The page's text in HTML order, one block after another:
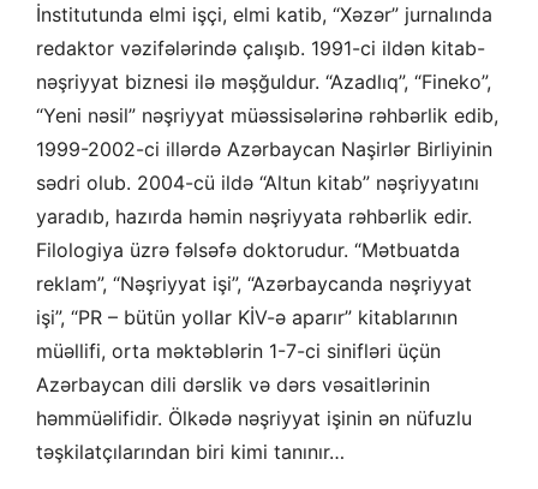
İnstitutunda elmi işçi, elmi katib, “Xəzər” jurnalında
redaktor vəzifələrində çalışıb. 1991-ci ildən kitab-
nəşriyyat biznesi ilə məşğuldur. “Azadlıq”, “Fineko”,
“Yeni nəsil” nəşriyyat müəssisələrinə rəhbərlik edib,
1999-2002-ci illərdə Azərbaycan Naşirlər Birliyinin
sədri olub. 2004-cü ildə “Altun kitab” nəşriyyatını
yaradıb, hazırda həmin nəşriyyata rəhbərlik edir.
Filologiya üzrə fəlsəfə doktorudur. “Mətbuatda
reklam”, “Nəşriyyat işi”, “Azərbaycanda nəşriyyat
işi”, “PR – bütün yollar KİV-ə aparır” kitablarının
müəllifi, orta məktəblərin 1-7-ci sinifləri üçün
Azərbaycan dili dərslik və dərs vəsaitlərinin
həmmüəlifidir. Ölkədə nəşriyyat işinin ən nüfuzlu
təşkilatçılarından biri kimi tanınır…